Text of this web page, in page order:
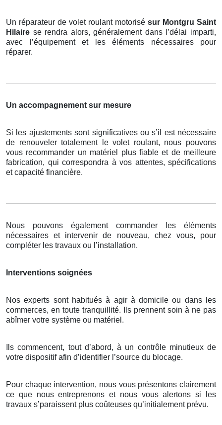
Un réparateur de volet roulant motorisé sur Montgru Saint
Hilaire se rendra alors, généralement dans l’délai imparti,
avec l’équipement et les éléments nécessaires pour
réparer.
Un accompagnement sur mesure
Si les ajustements sont significatives ou s’il est nécessaire
de renouveler totalement le volet roulant, nous pouvons
vous recommander un matériel plus fiable et de meilleure
fabrication, qui correspondra à vos attentes, spécifications
et capacité financière.
Nous pouvons également commander les éléments
nécessaires et intervenir de nouveau, chez vous, pour
compléter les travaux ou l’installation.
Interventions soignées
Nos experts sont habitués à agir à domicile ou dans les
commerces, en toute tranquillité. Ils prennent soin à ne pas
abîmer votre système ou matériel.
Ils commencent, tout d’abord, à un contrôle minutieux de
votre dispositif afin d’identifier l’source du blocage.
Pour chaque intervention, nous vous présentons clairement
ce que nous entreprenons et nous vous alertons si les
travaux s’paraissent plus coûteuses qu’initialement prévu.